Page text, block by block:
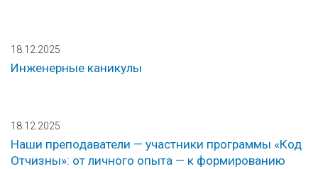
18.12.2025
Инженерные каникулы
18.12.2025
Наши преподаватели — участники программы «Код
Отчизны»: от личного опыта — к формированию